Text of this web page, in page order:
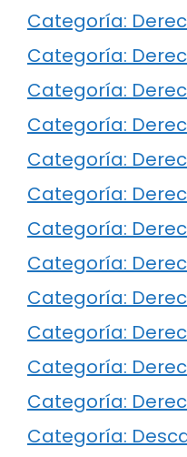
Categoría:
Categoría:
Categoría:
Categoría:
Categoría:
Categoría:
Categoría:
Categoría:
Categoría:
Categoría:
Categoría:
Categoría:
Categoría: